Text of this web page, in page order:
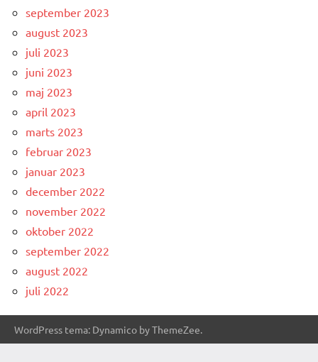
september 2023
august 2023
juli 2023
juni 2023
maj 2023
april 2023
marts 2023
februar 2023
januar 2023
december 2022
november 2022
oktober 2022
september 2022
august 2022
juli 2022
WordPress tema: Dynamico by ThemeZee.